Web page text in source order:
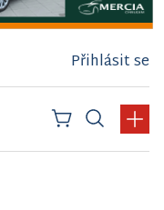
Přihlásit se